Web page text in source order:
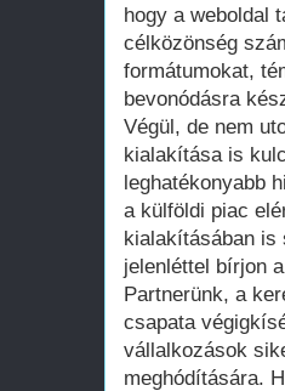
hogy a weboldal
célközönség
formátumokat,
bevonódásra
Végül, de nem
kialakítása is
leghatékonyabb
a külföldi piac
kialakításában is
jelenléttel bírjon
Partnerünk, a
csapata
vállalkozások
meghódítására.